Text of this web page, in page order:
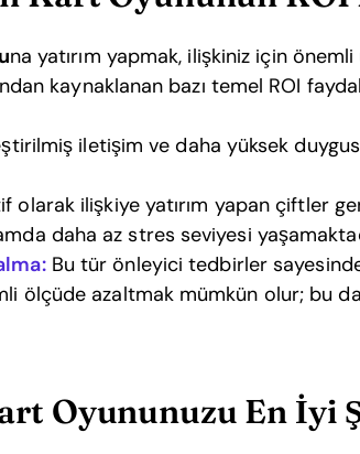
na yatırım yapmak, ilişkiniz için
kaynaklanan bazı temel ROI
iletişim ve daha yüksek
olarak ilişkiye yatırım yapan çiftler
daha az stres seviyesi
Bu tür önleyici tedbirler
ölçüde azaltmak mümkün olur; bu
Oyununuzu En İyi